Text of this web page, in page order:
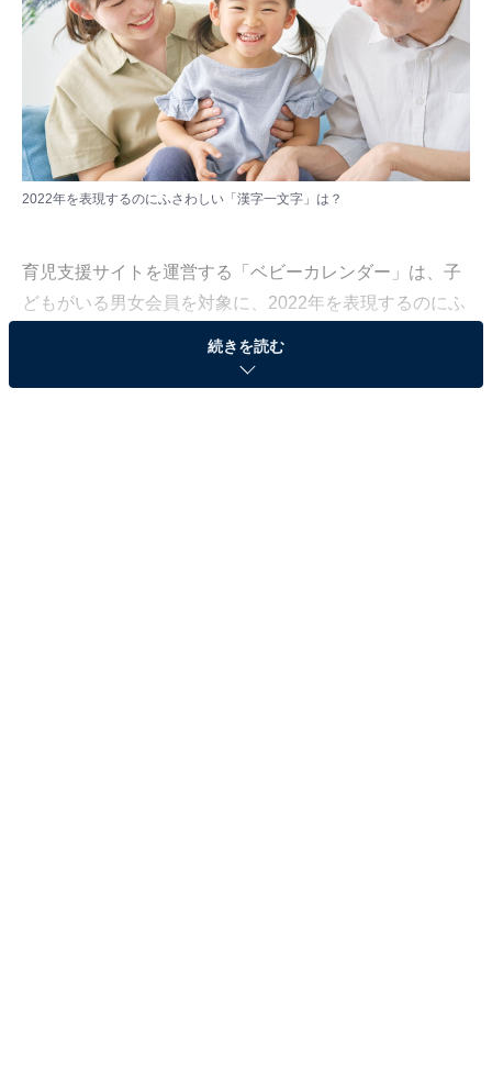
2022年を表現するのにふさわしい「漢字一文字」は？
育児支援サイトを運営する「ベビーカレンダー」は、子
どもがいる男女会員を対象に、2022年を表現するのにふ
さわしい「漢字一文字」を募集しました。403人から寄
せられた結果をランキング形式で紹介します。
続きを読む